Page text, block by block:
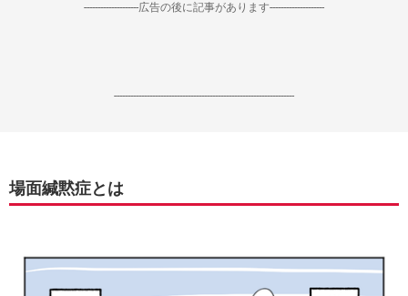
--------------------広告の後に記事があります--------------------
------------------------------------------------------------------
場面緘黙症とは